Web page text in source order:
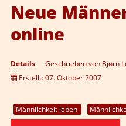
Neue
online
Details Geschrieben von Bjørn
Erstellt: 07. Oktober 2007
Männlichkeit leben